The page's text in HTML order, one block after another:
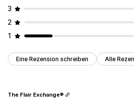
3
2
1
Eine Rezension schreiben Alle
The Flair Exchange®